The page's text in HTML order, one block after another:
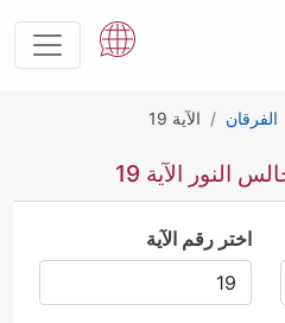
الفرقان الآية 19
النور الآية 19
اختر رقم الآية